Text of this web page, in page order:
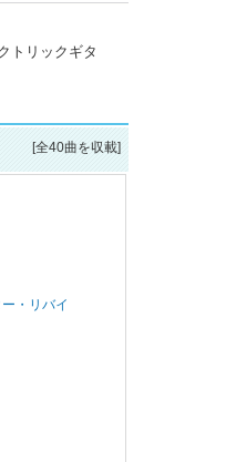
トリックギタ
[全40曲を収載]
・リバイ